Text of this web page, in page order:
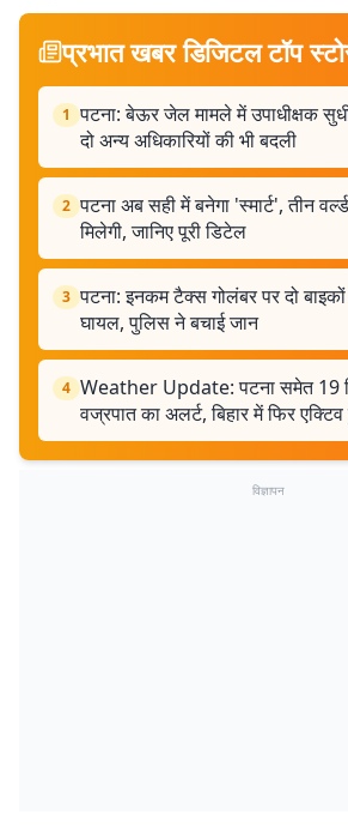
प्रभात खबर डिजिटल टॉप
1 पटना: बेऊर जेल मामले में उपाधीक्षक
दो अन्य अधिकारियों की भी बदली
2 पटना अब सही में बनेगा 'स्मार्ट', तीन
मिलेगी, जानिए पूरी डिटेल
3 पटना: इनकम टैक्स गोलंबर पर दो
घायल, पुलिस ने बचाई जान
4 Weather Update: पटना समेत 19
वज्रपात का अलर्ट, बिहार में फिर
विज्ञापन